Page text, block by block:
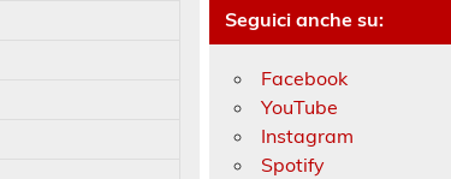
Seguici anche su:
Facebook
YouTube
Instagram
Spotify